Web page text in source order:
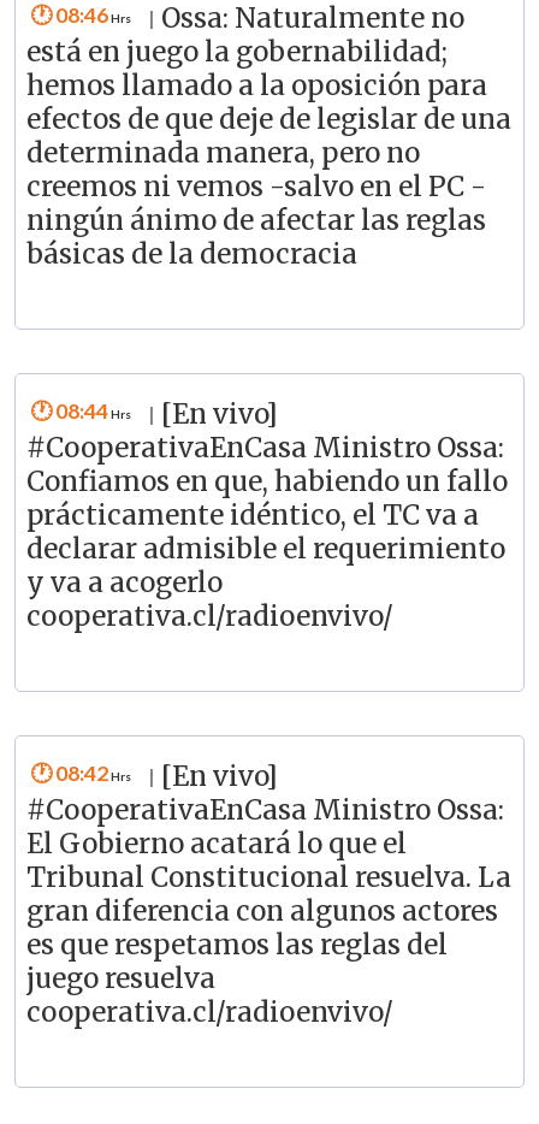
08:46
Ossa: Naturalmente no
está en juego la gobernabilidad;
hemos llamado a la oposición para
efectos de que deje de legislar de una
determinada manera, pero no
creemos ni vemos -salvo en el PC -
ningún ánimo de afectar las reglas
básicas de la democracia
08:44
[En vivo]
#CooperativaEnCasa Ministro Ossa:
Confiamos en que, habiendo un fallo
prácticamente idéntico, el TC va a
declarar admisible el requerimiento
y va a acogerlo
cooperativa.cl/radioenvivo/
08:42
[En vivo]
#CooperativaEnCasa Ministro Ossa:
El Gobierno acatará lo que el
Tribunal Constitucional resuelva. La
gran diferencia con algunos actores
es que respetamos las reglas del
juego resuelva
cooperativa.cl/radioenvivo/